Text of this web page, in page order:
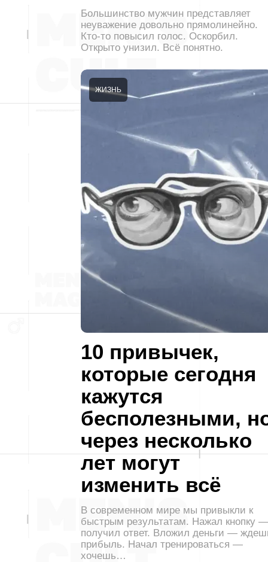
Большинство мужчин представляет
неуважение довольно прямолинейно.
Кто-то повысил голос. Оскорбил.
Открыто унизил. Всё понятно.
10 привычек,
которые сегодня
кажутся
бесполезными,
через несколько
лет могут
изменить всё
ЖИЗНЬ
В современном мире мы привыкли к
быстрым результатам. Нажал кнопку —
получил ответ. Вложил деньги —
прибыль. Начал тренироваться —
хочешь…